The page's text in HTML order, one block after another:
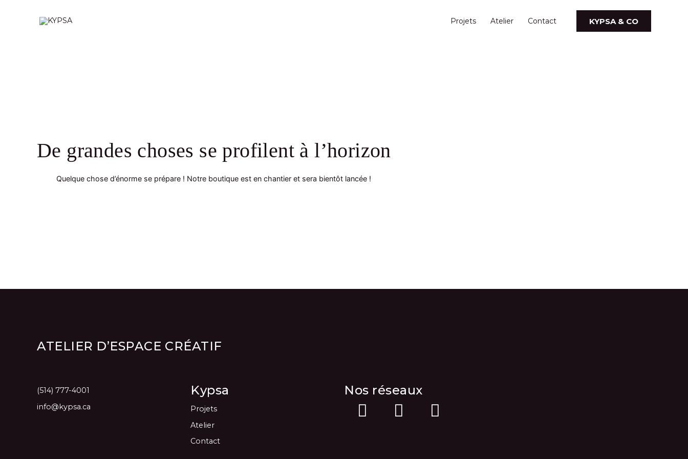
Projets Atelier Contact KYPSA & CO
De grandes choses se profilent à l’horizon
Quelque chose d’énorme se prépare ! Notre boutique est en chantier et sera bientôt lancée !
ATELIER D’ESPACE CRÉATIF
(514) 777-4001
info@kypsa.ca
Kypsa
Projets
Atelier
Contact
Nos réseaux